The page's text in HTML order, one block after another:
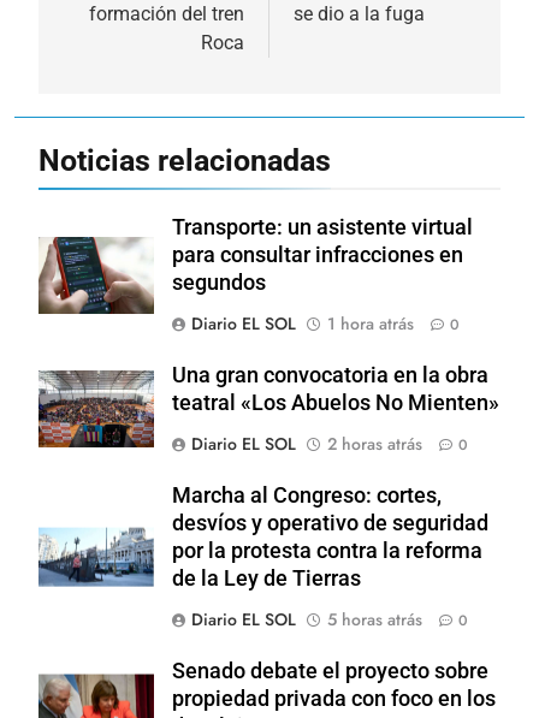
formación del tren
Roca
se dio a la fuga
Noticias relacionadas
Transporte: un asistente virtual
para consultar infracciones en
segundos
Diario EL SOL
1 hora atrás 0
Una gran convocatoria en la obra
teatral «Los Abuelos No Mienten»
Diario EL SOL
2 horas atrás 0
Marcha al Congreso: cortes,
desvíos y operativo de seguridad
por la protesta contra la reforma
de la Ley de Tierras
Diario EL SOL
5 horas atrás 0
Senado debate el proyecto sobre
propiedad privada con foco en los